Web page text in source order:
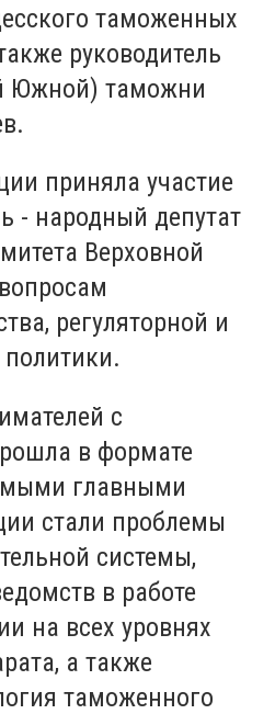
таможенных
руководитель
Южной) таможни
приняла участие
- народный депутат
Верховной
регуляторной и
с
в формате
главными
стали проблемы
системы,
в работе
на всех уровнях
а также
таможенного